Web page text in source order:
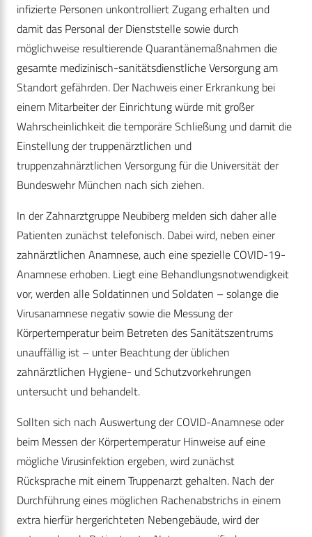
infizierte Personen unkontrolliert Zugang erhalten und
damit das Personal der Dienststelle sowie durch
möglichweise resultierende Quarantänemaßnahmen die
gesamte medizinisch-sanitätsdienstliche Versorgung am
Standort gefährden. Der Nachweis einer Erkrankung bei
einem Mitarbeiter der Einrichtung würde mit großer
Wahrscheinlichkeit die temporäre Schließung und damit die
Einstellung der truppenärztlichen und
truppenzahnärztlichen Versorgung für die Universität der
Bundeswehr München nach sich ziehen.
In der Zahnarztgruppe Neubiberg melden sich daher alle
Patienten zunächst telefonisch. Dabei wird, neben einer
zahnärztlichen Anamnese, auch eine spezielle COVID-19-
Anamnese erhoben. Liegt eine Behandlungsnotwendigkeit
vor, werden alle Soldatinnen und Soldaten – solange die
Virusanamnese negativ sowie die Messung der
Körpertemperatur beim Betreten des Sanitätszentrums
unauffällig ist – unter Beachtung der üblichen
zahnärztlichen Hygiene- und Schutzvorkehrungen
untersucht und behandelt.
Sollten sich nach Auswertung der COVID-Anamnese oder
beim Messen der Körpertemperatur Hinweise auf eine
mögliche Virusinfektion ergeben, wird zunächst
Rücksprache mit einem Truppenarzt gehalten. Nach der
Durchführung eines möglichen Rachenabstrichs in einem
extra hierfür hergerichteten Nebengebäude, wird der